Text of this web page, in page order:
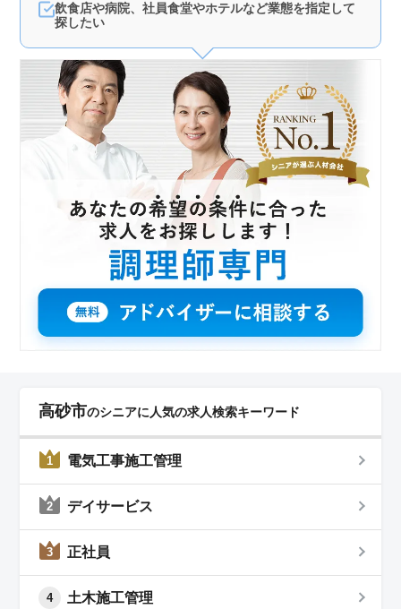
飲食店や病院、社員食堂やホテルなど業態を指定して
探したい
高砂市のシニアに人気の求人検索キーワード
1 電気工事施工管理
2 デイサービス
3 正社員
4 土木施工管理